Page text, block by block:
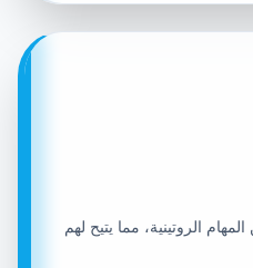
الروتينية، مما يتيح لهم